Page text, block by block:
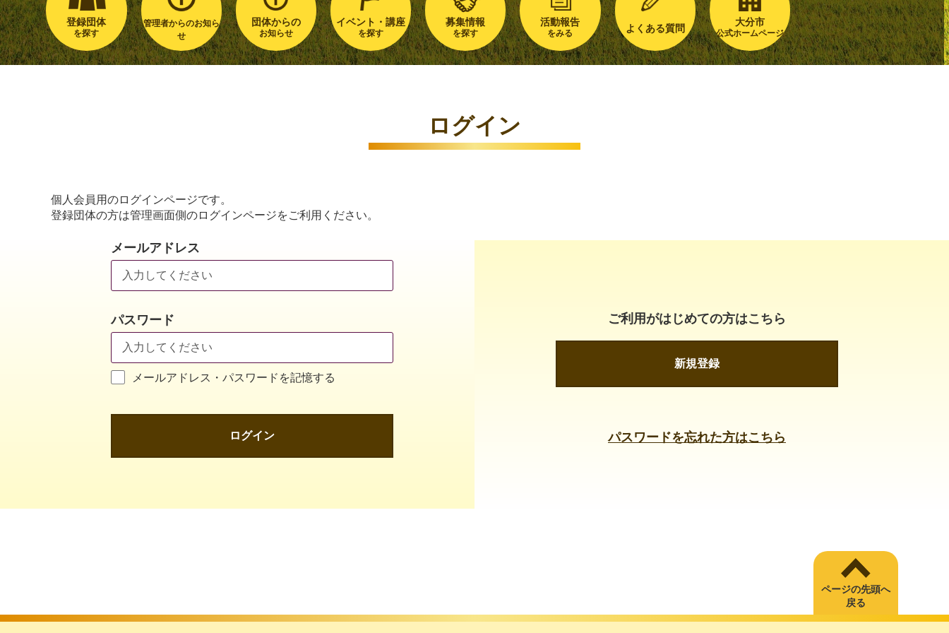
登録団体
を探す
管理者からのお知ら
せ
団体からの
お知らせ
イベント・講座
を探す
募集情報
を探す
活動報告
をみる よくある質問
大分市
公式ホームページ
ログイン
個人会員用のログインページです。
登録団体の方は管理画面側のログインページをご利用ください。
メールアドレス
パスワード
メールアドレス・パスワードを記憶する
ログイン
ご利用がはじめての方はこちら
新規登録
パスワードを忘れた方はこちら
ページの先頭へ
戻る